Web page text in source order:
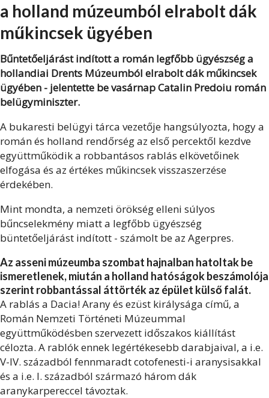
a holland múzeumból elrabolt dák
műkincsek ügyében
Bűntetőeljárást indított a román legfőbb ügyészség a
hollandiai Drents Múzeumból elrabolt dák műkincsek
ügyében - jelentette be vasárnap Catalin Predoiu román
belügyminiszter.
A bukaresti belügyi tárca vezetője hangsúlyozta, hogy a
román és holland rendőrség az első percektől kezdve
együttműködik a robbantásos rablás elkövetőinek
elfogása és az értékes műkincsek visszaszerzése
érdekében.
Mint mondta, a nemzeti örökség elleni súlyos
bűncselekmény miatt a legfőbb ügyészség
büntetőeljárást indított - számolt be az Agerpres.
Az asseni múzeumba szombat hajnalban hatoltak be
ismeretlenek, miután a holland hatóságok beszámolója
szerint robbantással áttörték az épület külső falát.
A rablás a Dacia! Arany és ezüst királysága című, a
Román Nemzeti Történeti Múzeummal
együttműködésben szervezett időszakos kiállítást
célozta. A rablók ennek legértékesebb darabjaival, a i.e.
V-IV. századból fennmaradt cotofenesti-i aranysisakkal
és a i.e. I. századból származó három dák
aranykarpereccel távoztak.